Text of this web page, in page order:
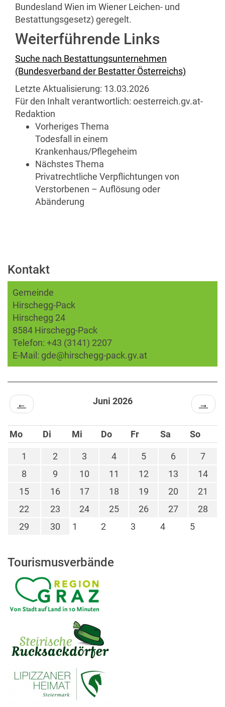
Bundesland Wien im Wiener Leichen- und
Bestattungsgesetz) geregelt.
Weiterführende Links
Suche nach Bestattungsunternehmen
(Bundesverband der Bestatter Österreichs)
Letzte Aktualisierung: 13.03.2026
Für den Inhalt verantwortlich: oesterreich.gv.at-
Redaktion
Vorheriges Thema
Todesfall in einem
Krankenhaus/Pflegeheim
Nächstes Thema
Privatrechtliche Verpflichtungen von
Verstorbenen – Auflösung oder
Abänderung
Kontakt
Gemeinde
Hirschegg-Pack
Hirschegg 24
8584 Hirschegg-Pack
Telefon: +43 (3141) 2207
E-Mail: gde@hirschegg-pack.gv.at
← Juni 2026 →
Mo Di Mi Do Fr Sa So
1 2 3 4 5 6
7
8
9 10 11 12 13
14
15
16 17 18 19 20
21
22
23 24 25 26 27
28
29
30 1 2 3 4 5
Tourismusverbände